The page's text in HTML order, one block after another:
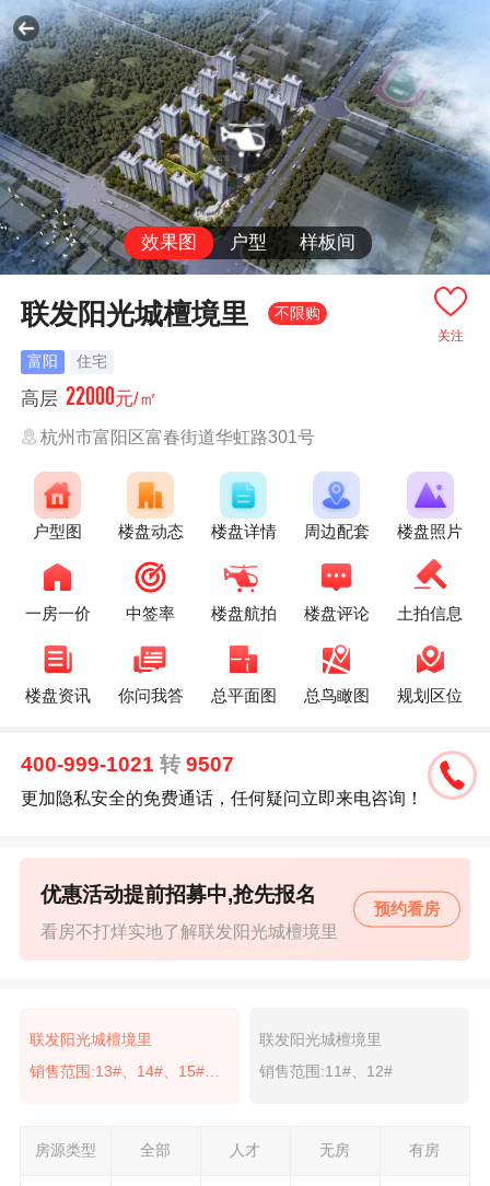
效果图 户型 样板间
关注
联发阳光城檀境里 不限购
富阳 住宅
高层 22000元/㎡
杭州市富阳区富春街道华虹路301号
户型图 楼盘动态 楼盘详情 周边配套 楼盘照片
一房一价 中签率 楼盘航拍 楼盘评论 土拍信息
楼盘资讯 你问我答 总平面图 总鸟瞰图 规划区位
400-999-1021转 9507
更加隐私安全的免费通话，任何疑问立即来电咨询！
看房不打烊实地了解联发阳光城檀境里
优惠活动提前招募中,抢先报名
预约看房
联发阳光城檀境里
销售范围:13#、14#、15#、16#、17#
联发阳光城檀境里
销售范围:11#、12#
房源类型 全部 人才 无房 有房